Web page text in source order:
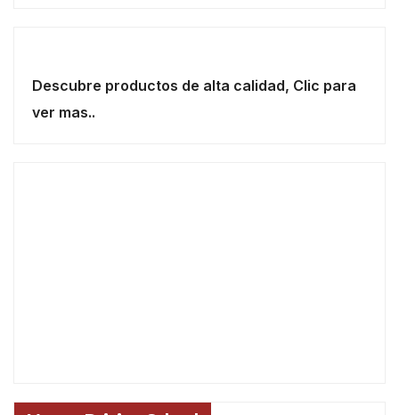
Descubre productos de alta calidad, Clic para
ver mas..